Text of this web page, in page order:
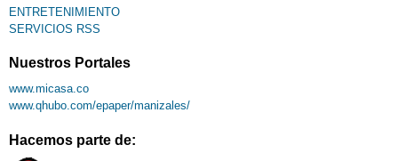
ENTRETENIMIENTO
SERVICIOS RSS
Nuestros Portales
www.micasa.co
www.qhubo.com/epaper/manizales/
Hacemos parte de: